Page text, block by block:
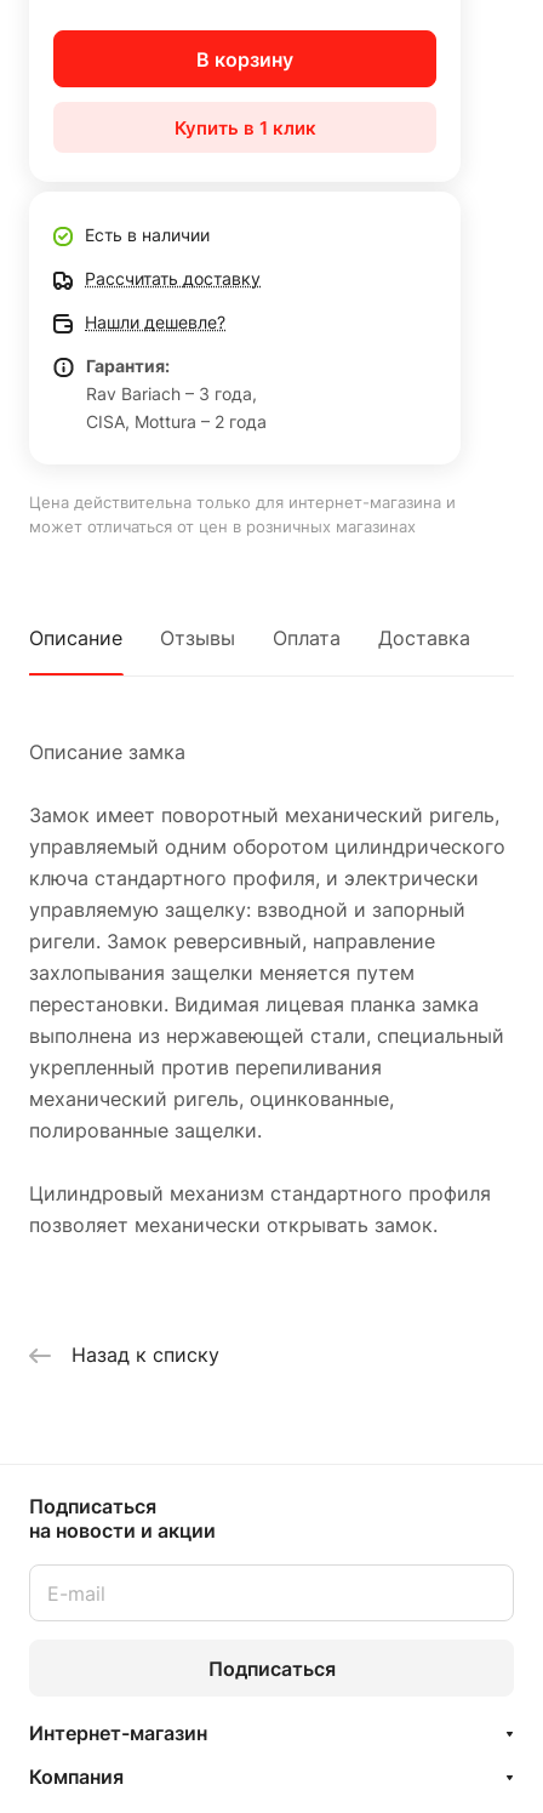
В корзину
Купить в 1 клик
Есть в наличии
Рассчитать доставку
Нашли дешевле?
Гарантия:
Rav Bariach – 3 года,
CISA, Mottura – 2 года
Цена действительна только для интернет-магазина и
может отличаться от цен в розничных магазинах
Описание Отзывы Оплата Доставка
Описание замка
Замок имеет поворотный механический ригель,
управляемый одним оборотом цилиндрического
ключа стандартного профиля, и электрически
управляемую защелку: взводной и запорный
ригели. Замок реверсивный, направление
захлопывания защелки меняется путем
перестановки. Видимая лицевая планка замка
выполнена из нержавеющей стали, специальный
укрепленный против перепиливания
механический ригель, оцинкованные,
полированные защелки.
Цилиндровый механизм стандартного профиля
позволяет механически открывать замок.
Назад к списку
Подписаться
на новости и акции
Подписаться
Интернет-магазин
Компания